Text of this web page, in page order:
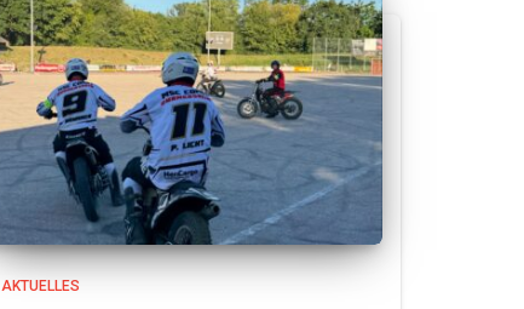
AKTUELLES